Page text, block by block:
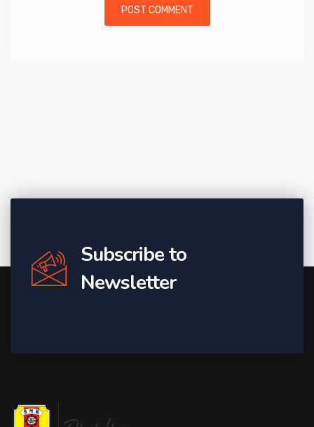
Subscribe to
Newsletter